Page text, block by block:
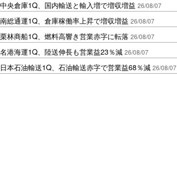
中央倉庫1Q、国内輸送と輸入増で増収増益 26/08/07
南総通運1Q、倉庫稼働率上昇で増収増益 26/08/07
栗林商船1Q、燃料高響き営業赤字に転落 26/08/07
名港海運1Q、陸送伸長も営業益23％減 26/08/07
日本石油輸送1Q、石油輸送赤字で営業益68％減 26/08/07